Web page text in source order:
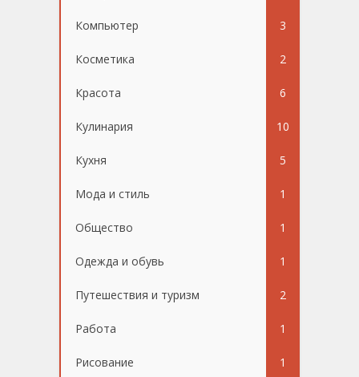
Компьютер 3
Косметика 2
Красота 6
Кулинария 10
Кухня 5
Мода и стиль 1
Общество 1
Одежда и обувь 1
Путешествия и туризм 2
Работа 1
Рисование 1